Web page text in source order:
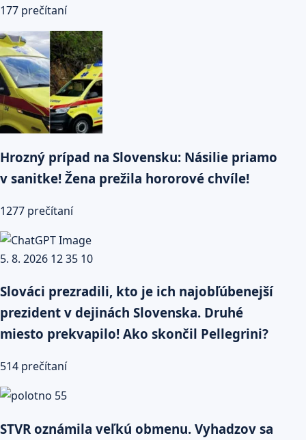
177 prečítaní
Hrozný prípad na Slovensku: Násilie priamo
v sanitke! Žena prežila hororové chvíle!
1277 prečítaní
Slováci prezradili, kto je ich najobľúbenejší
prezident v dejinách Slovenska. Druhé
miesto prekvapilo! Ako skončil Pellegrini?
514 prečítaní
STVR oznámila veľkú obmenu. Vyhadzov sa